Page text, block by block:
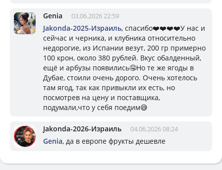
Genia 03.06.2026 22:59
Jakonda-2025-Израиль, спасибо❤️❤️❤️❤️У нас и
сейчас и черника, и клубника относительно
недорогие, из Испании везут, 200 гр примерно
100 крон, около 380 рублей. Вкус обалденный,
ещё и арбузы появились🤤Но те же ягоды в
Дубае, стоили очень дорого. Очень хотелось
там ягод, так как привыкли их есть, но
посмотрев на цену и поставщика,
подумали,что у себя поедим😅
Jakonda-2026-Израиль 04.06.2026 08:24
Genia, да в европе фрукты дешевле